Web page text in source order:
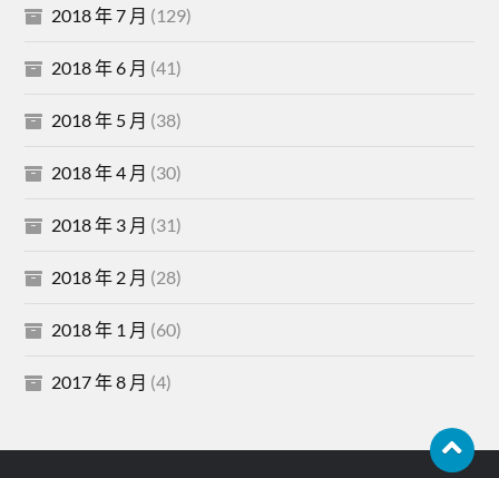
2018 年 7 月 (129)
2018 年 6 月 (41)
2018 年 5 月 (38)
2018 年 4 月 (30)
2018 年 3 月 (31)
2018 年 2 月 (28)
2018 年 1 月 (60)
2017 年 8 月 (4)